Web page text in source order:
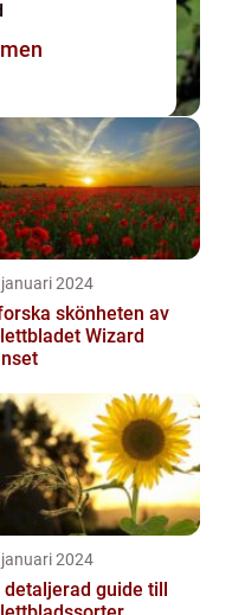
2024
skönheten av
Wizard
2024
detaljerad guide till